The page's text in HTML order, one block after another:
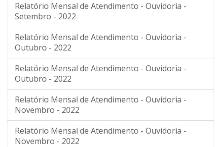
Relatório Mensal de Atendimento - Ouvidoria -
Setembro - 2022
Relatório Mensal de Atendimento - Ouvidoria -
Outubro - 2022
Relatório Mensal de Atendimento - Ouvidoria -
Outubro - 2022
Relatório Mensal de Atendimento - Ouvidoria -
Novembro - 2022
Relatório Mensal de Atendimento - Ouvidoria -
Novembro - 2022